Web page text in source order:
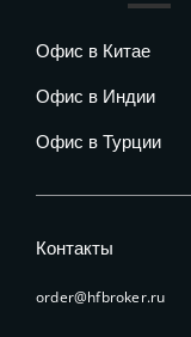
Офис в Китае
Офис в Индии
Офис в Турции
Контакты
order@hfbroker.ru